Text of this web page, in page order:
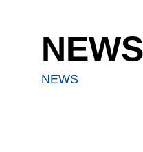
宣言をしました！
NEWS
NEWS